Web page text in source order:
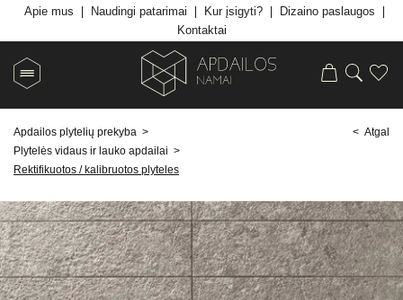
Apie mus Naudingi patarimai Kur įsigyti?
Dizaino paslaugos
Kontaktai
Apdailos plytelių prekyba >
Plytelės vidaus ir lauko apdailai >
Rektifikuotos / kalibruotos plyteles
< Atgal